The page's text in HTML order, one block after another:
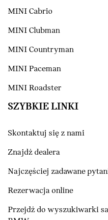
MINI Cabrio
MINI Clubman
MINI Countryman
MINI Paceman
MINI Roadster
SZYBKIE LINKI
Skontaktuj się z nami
Znajdź dealera
Najczęściej zadawane
Rezerwacja online
Przejdź do wyszukiwarki